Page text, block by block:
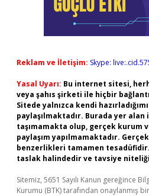
Reklam ve İletişim: Skype:
Yasal Uyarı: Bu internet sitesi,
veya şahıs şirketi ile hiçbir
Sitede yalnızca kendi
paylaşılmaktadır. Burada yer
taşımamakta olup, gerçek kurum
paylaşım yapılmamaktadır.
benzerlikleri tamamen
taslak halindedir ve tavsiye
Sitemiz, 5651 Sayılı Kanun gereğince
Kurumu (BTK) tarafından onaylanmış